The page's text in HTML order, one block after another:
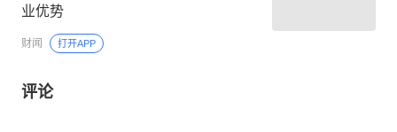
业优势
财闻 打开APP
评论